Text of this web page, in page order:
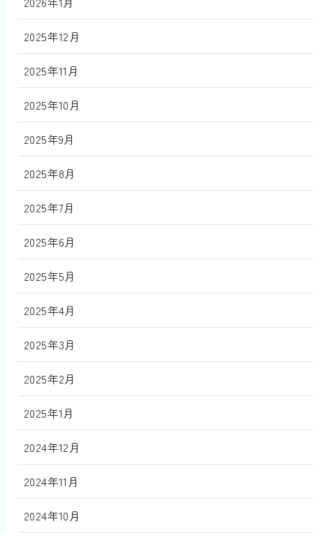
2025年12月
2025年11月
2025年10月
2025年9月
2025年8月
2025年7月
2025年6月
2025年5月
2025年4月
2025年3月
2025年2月
2025年1月
2024年12月
2024年11月
2024年10月